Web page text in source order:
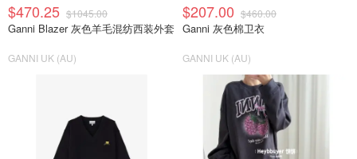
$470.25 $1045.00
Ganni Blazer 灰色羊毛混纺西装外套
GANNI UK (AU)
$207.00 $460.00
Ganni 灰色棉卫衣
GANNI UK (AU)